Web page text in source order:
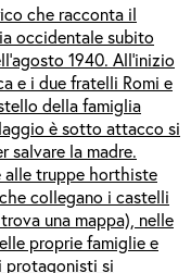
che racconta il
occidentale subito
1940. All’inizio
e i due fratelli Romi e
della famiglia
è sotto attacco si
salvare la madre.
alle truppe horthiste
collegano i castelli
una mappa), nelle
proprie famiglie e
protagonisti si